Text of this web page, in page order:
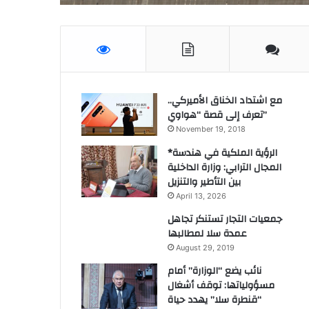
مع اشتداد الخناق الأميركي..
تعرف إلى قصة “هواوي”
November 19, 2018
*الرؤية الملكية في هندسة
المجال الترابي: وزارة الداخلية
بين التأطير والتنزيل
April 13, 2026
جمعيات التجار تستنكر تجاهل
عمدة سلا لمطالبها
August 29, 2019
نائب يضع “الوزارة” أمام
مسؤولياتها: توقف أشغال
“قنطرة سلا” يهدد حياة